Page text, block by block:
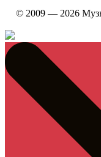
© 2009 — 2026